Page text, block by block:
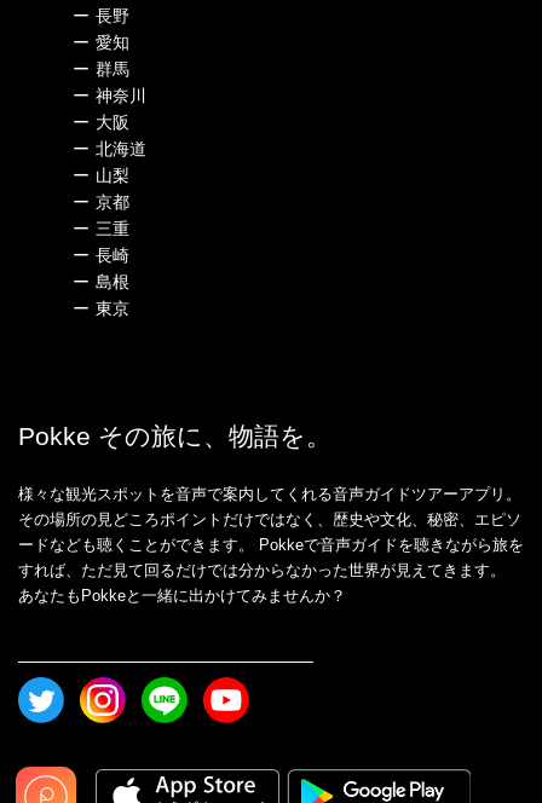
ー 長野
ー 愛知
ー 群馬
ー 神奈川
ー 大阪
ー 北海道
ー 山梨
ー 京都
ー 三重
ー 長崎
ー 島根
ー 東京
Pokke その旅に、物語を。
様々な観光スポットを音声で案内してくれる音声ガイドツアーアプリ。
その場所の見どころポイントだけではなく、歴史や文化、秘密、エピソ
ードなども聴くことができます。 Pokkeで音声ガイドを聴きながら旅を
すれば、ただ見て回るだけでは分からなかった世界が見えてきます。
あなたもPokkeと一緒に出かけてみませんか？